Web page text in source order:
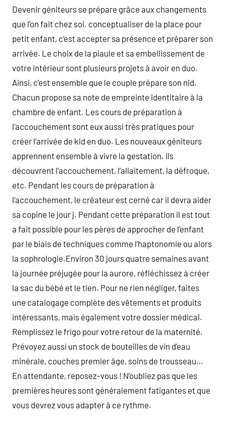
Devenir géniteurs se prépare grâce aux changements
que l’on fait chez soi. conceptualiser de la place pour
petit enfant, c’est accepter sa présence et préparer son
arrivée. Le choix de la piaule et sa embellissement de
votre intérieur sont plusieurs projets à avoir en duo.
Ainsi, c’est ensemble que le couple prépare son nid.
Chacun propose sa note de empreinte identitaire à la
chambre de enfant. Les cours de préparation à
l’accouchement sont eux aussi très pratiques pour
créer l’arrivée de kid en duo. Les nouveaux géniteurs
apprennent ensemble à vivre la gestation. Ils
découvrent l’accouchement, l’allaitement, la défroque,
etc. Pendant les cours de préparation à
l’accouchement, le créateur est cerné car il devra aider
sa copine le jour j. Pendant cette préparation il est tout
a fait possible pour les pères de approcher de l’enfant
par le biais de techniques comme l’haptonomie ou alors
la sophrologie.Environ 30 jours quatre semaines avant
la journée préjugée pour la aurore, réfléchissez à créer
la sac du bébé et le tien. Pour ne rien négliger, faites
une catalogage complète des vêtements et produits
intéressants, mais également votre dossier médical.
Remplissez le frigo pour votre retour de la maternité.
Prévoyez aussi un stock de bouteilles de vin d’eau
minérale, couches premier âge, soins de trousseau…
En attendante, reposez-vous ! N’oubliez pas que les
premières heures sont généralement fatigantes et que
vous devrez vous adapter à ce rythme.